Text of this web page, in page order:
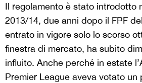
Il regolamento è stato introdotto
2013/14, due anni dopo il FPF
entrato in vigore solo lo scorso
finestra di mercato, ha subito
influito. Anche perché in estate
Premier League aveva votato